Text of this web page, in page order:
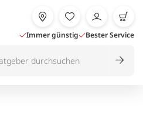
Immer günstig Bester Service